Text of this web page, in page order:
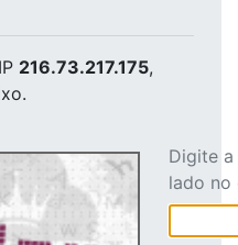
216.73.217.175,
Digite
lado no